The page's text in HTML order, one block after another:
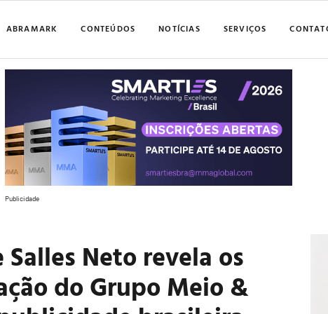
ABRAMARK CONTEÚDOS NOTÍCIAS SERVIÇOS
Publicidade
Neto revela os
do Grupo Meio &